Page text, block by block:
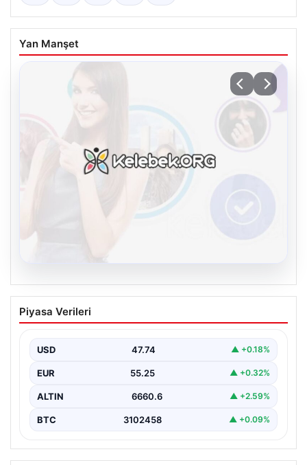
Yan Manşet
Kelebek.Org İle Sanal İletişimin
Sertifikalı Adresi Ve Sohbet Deneyimi
sağlaması kritik bir önem taşımaktadır. Günümüzde
birçok…
Piyasa Verileri
USD 47.74 ▲ +0.18%
EUR 55.25 ▲ +0.32%
ALTIN 6660.6 ▲ +2.59%
BTC 3102458 ▲ +0.09%